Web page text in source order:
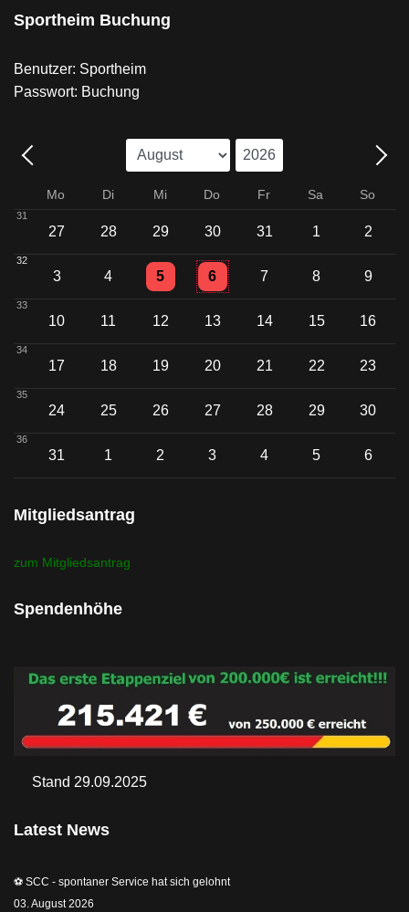
Sportheim Buchung
Benutzer: Sportheim
Passwort: Buchung
Mo Di Mi Do Fr Sa So
31
27 28 29 30 31 1 2
32
3 4 5
Einzelne Veranstaltung
6
Einzelne Veranstaltung
7 8 9
33
10 11 12 13 14 15 16
34
17 18 19 20 21 22 23
35
24 25 26 27 28 29 30
36
31 1 2 3 4 5 6
Mitgliedsantrag
zum Mitgliedsantrag
Spendenhöhe
Stand 29.09.2025
Latest News
⚽️ SCC - spontaner Service hat sich gelohnt
03. August 2026